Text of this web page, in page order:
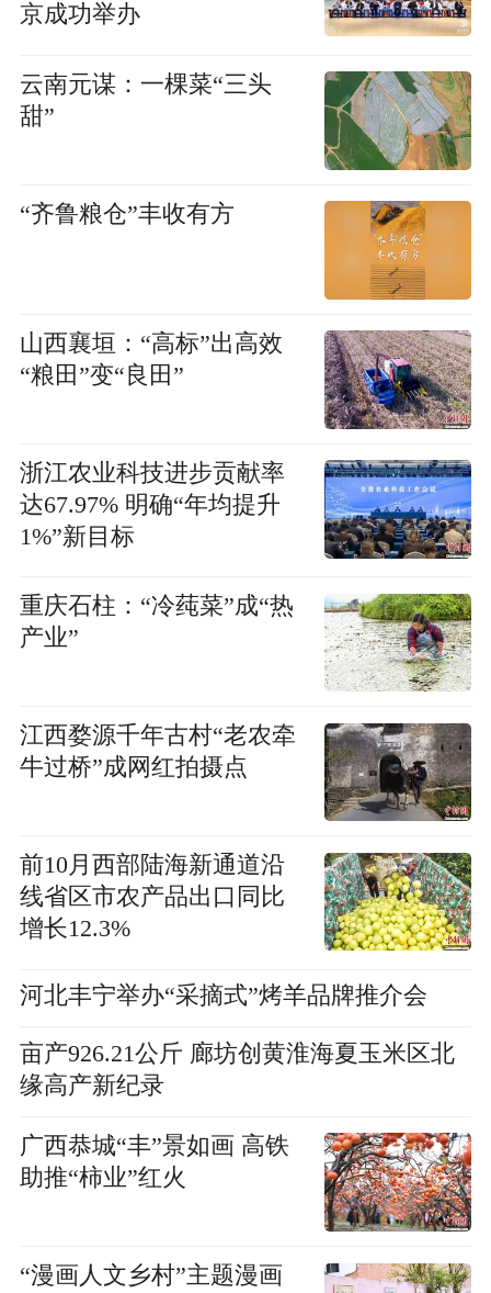
京成功举办
云南元谋：一棵菜“三头
甜”
“齐鲁粮仓”丰收有方
山西襄垣：“高标”出高效
“粮田”变“良田”
浙江农业科技进步贡献率
达67.97% 明确“年均提升
1%”新目标
重庆石柱：“冷莼菜”成“热
产业”
江西婺源千年古村“老农牵
牛过桥”成网红拍摄点
前10月西部陆海新通道沿
线省区市农产品出口同比
增长12.3%
河北丰宁举办“采摘式”烤羊品牌推介会
亩产926.21公斤 廊坊创黄淮海夏玉米区北
缘高产新纪录
广西恭城“丰”景如画 高铁
助推“柿业”红火
“漫画人文乡村”主题漫画